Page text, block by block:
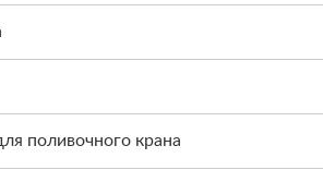
поливочного крана